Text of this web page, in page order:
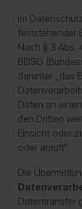
Im
feststehender
Nach § 3 Abs.
BDSG
darunter „das
Daten an
den Dritten
Einsicht oder
oder abruft“.
Die
Datentransfer